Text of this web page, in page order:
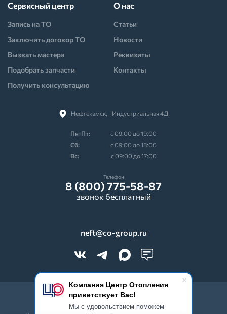
Нефтекамск,⠀Индустриальная 4Д
Пн-Пт:
с 09:00 до 19:00
Cб:
с 09:00 до 18:00
Вс:
с 09:00 до 17:00
Сервисный центр
Запись на ТО
Заключить договор ТО
Вызвать мастера
Подобрать запчасти
Получить консультацию
О нас
Статьи
Новости
Реквизиты
Контакты
Телефон
8 (800) 775-58-87
звонок бесплатный
neft@co-group.ru
© 2026 CO-Group. Все права защищены.
Компания Центр Отопления
приветствует Вас!
Мы с удовольствием поможем